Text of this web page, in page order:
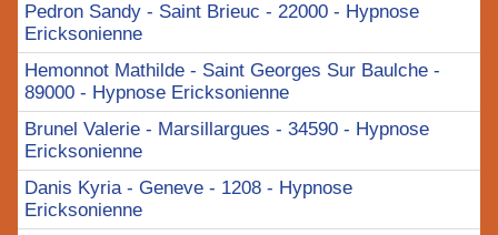
Pedron Sandy - Saint Brieuc - 22000 - Hypnose
Ericksonienne
Hemonnot Mathilde - Saint Georges Sur Baulche -
89000 - Hypnose Ericksonienne
Brunel Valerie - Marsillargues - 34590 - Hypnose
Ericksonienne
Danis Kyria - Geneve - 1208 - Hypnose
Ericksonienne